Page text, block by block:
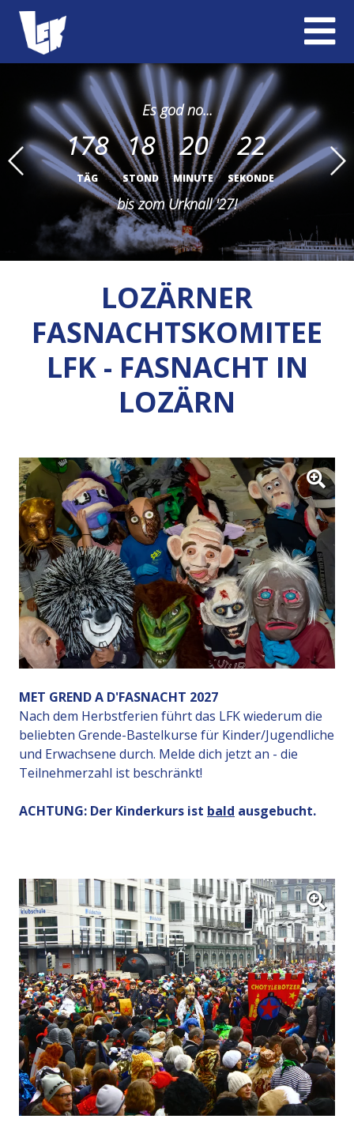
Es god no...
178
TÄG
18
STOND
20
MINUTE
20
SEKONDE
bis zom Urknall '27!
LOZÄRNER
FASNACHTSKOMITEE
LFK - FASNACHT IN
LOZÄRN
MET GREND A D'FASNACHT 2027
Nach dem Herbstferien führt das LFK wiederum die
beliebten Grende-Bastelkurse für Kinder/Jugendliche
und Erwachsene durch. Melde dich jetzt an - die
Teilnehmerzahl ist beschränkt!
ACHTUNG: Der Kinderkurs ist bald ausgebucht.